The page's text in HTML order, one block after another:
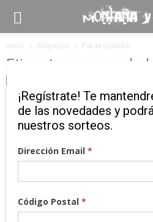
Inicio Etiquetas Paraescalada
Etiqueta: paraescalada
Resultados:
2017 DE ESCALADA DE
PARAESCALADA
16 junio, 2017
pasado fin de semana el
¡Regístrate! Te
de las novedades y
nuestros sorteos.
Dirección Email*
Código Postal*